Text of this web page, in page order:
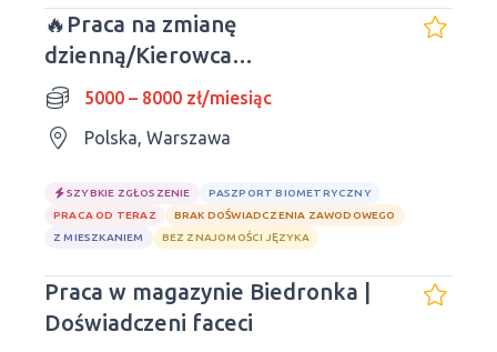
🔥Praca na zmianę
dzienną/Kierowca
kurierski/Polskie prawo jazdy
5000 – 8000 zł/miesiąc
Polska, Warszawa
SZYBKIE ZGŁOSZENIE
PASZPORT BIOMETRYCZNY
PRACA OD TERAZ
BRAK DOŚWIADCZENIA ZAWODOWEGO
Z MIESZKANIEM
BEZ ZNAJOMOŚCI JĘZYKA
Praca w magazynie Biedronka |
Doświadczeni faceci